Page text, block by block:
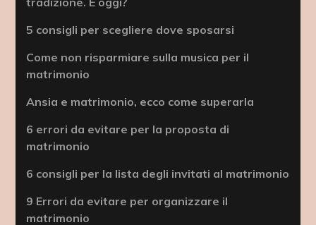
5 consigli per scegliere dove sposarsi
Come non risparmiare sulla musica per il
matrimonio
Ansia e matrimonio, ecco come superarla
6 errori da evitare per la proposta di
matrimonio
6 consigli per la lista degli invitati al matrimonio
9 Errori da evitare per organizzare il
matrimonio